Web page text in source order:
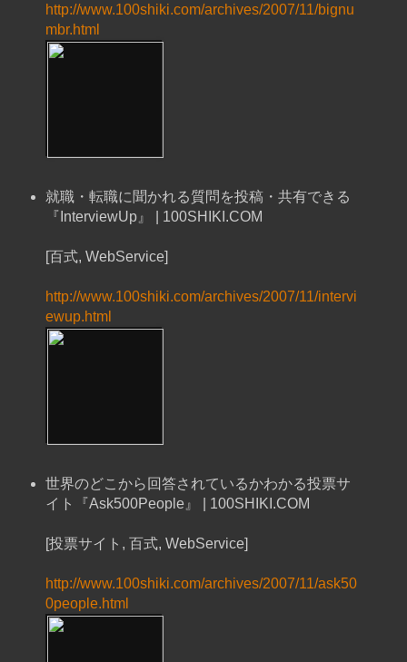
http://www.100shiki.com/archives/2007/11/bignu
mbr.html
就職・転職に聞かれる質問を投稿・共有できる
『InterviewUp』 | 100SHIKI.COM
[百式, WebService]
http://www.100shiki.com/archives/2007/11/intervi
ewup.html
世界のどこから回答されているかわかる投票サ
イト『Ask500People』 | 100SHIKI.COM
[投票サイト, 百式, WebService]
http://www.100shiki.com/archives/2007/11/ask50
0people.html